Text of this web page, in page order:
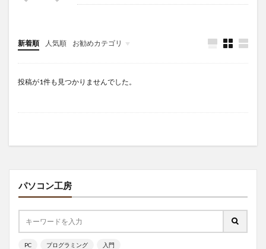
新着順 人気順 お勧めカテゴリ
Infomation
投稿が1件も見つかりませんでした。
パソコン工房
PC プログラミング 入門